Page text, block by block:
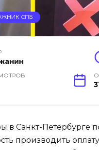
СПБ
в Санкт-Петербурге
производить